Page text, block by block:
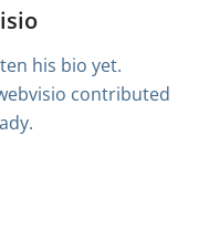
his bio yet.
contributed